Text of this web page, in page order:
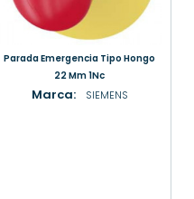
Parada Emergencia Tipo Hongo
22 Mm 1Nc
Marca: SIEMENS